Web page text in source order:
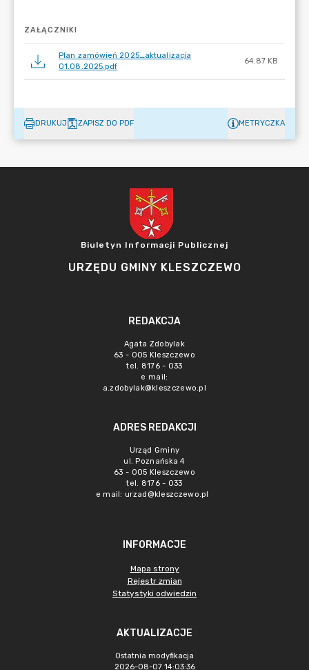
ZAŁĄCZNIKI
Plan zamówień 2025_aktualizacja
01.08.2025.pdf
64.87 KB
DRUKUJ ZAPISZ DO PDF METRYCZKA
Biuletyn Informacji Publicznej
URZĘDU GMINY KLESZCZEWO
REDAKCJA
Agata Zdobylak
63 - 005 Kleszczewo
tel. 8176 - 033
e mail:
a.zdobylak@kleszczewo.pl
ADRES REDAKCJI
Urząd Gminy
ul. Poznańska 4
63 - 005 Kleszczewo
tel. 8176 - 033
e mail: urzad@kleszczewo.pl
INFORMACJE
Mapa strony
Rejestr zmian
Statystyki odwiedzin
AKTUALIZACJE
Ostatnia modyfikacja
2026-08-07 14:03:36